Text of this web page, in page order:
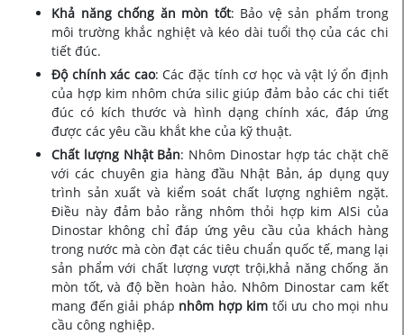
Khả năng chống ăn mòn tốt: Bảo vệ sản phẩm trong
môi trường khắc nghiệt và kéo dài tuổi thọ của các chi
tiết đúc.
Độ chính xác cao: Các đặc tính cơ học và vật lý ổn định
của hợp kim nhôm chứa silic giúp đảm bảo các chi tiết
đúc có kích thước và hình dạng chính xác, đáp ứng
được các yêu cầu khắt khe của kỹ thuật.
Chất lượng Nhật Bản: Nhôm Dinostar hợp tác chặt chẽ
với các chuyên gia hàng đầu Nhật Bản, áp dụng quy
trình sản xuất và kiểm soát chất lượng nghiêm ngặt.
Điều này đảm bảo rằng nhôm thỏi hợp kim AlSi của
Dinostar không chỉ đáp ứng yêu cầu của khách hàng
trong nước mà còn đạt các tiêu chuẩn quốc tế, mang lại
sản phẩm với chất lượng vượt trội,khả năng chống ăn
mòn tốt, và độ bền hoàn hảo. Nhôm Dinostar cam kết
mang đến giải pháp nhôm hợp kim tối ưu cho mọi nhu
cầu công nghiệp.